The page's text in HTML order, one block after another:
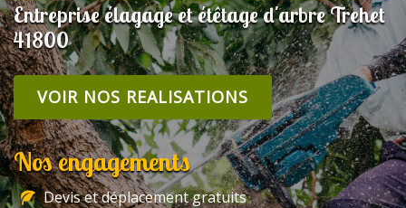
Entreprise élagage et étêtage d'arbre Trehet
41800
VOIR NOS REALISATIONS
Nos engagements
Devis et déplacement gratuits